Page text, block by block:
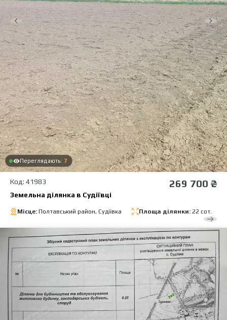
Переглядають: 7
Код: 41983 269 700 ₴
Земельна ділянка в Судіївці
Місце: Полтавський район, Судіївка Площа ділянки: 22 сот.